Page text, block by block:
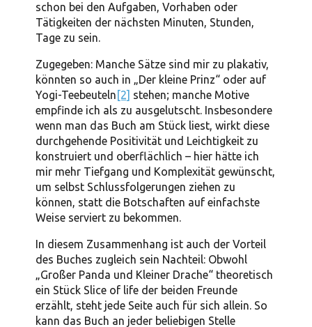
schon bei den Aufgaben, Vorhaben oder
Tätigkeiten der nächsten Minuten, Stunden,
Tage zu sein.
Zugegeben: Manche Sätze sind mir zu plakativ,
könnten so auch in „Der kleine Prinz“ oder auf
Yogi-Teebeuteln [2] stehen; manche Motive
empfinde ich als zu ausgelutscht. Insbesondere
wenn man das Buch am Stück liest, wirkt diese
durchgehende Positivität und Leichtigkeit zu
konstruiert und oberflächlich – hier hätte ich
mir mehr Tiefgang und Komplexität gewünscht,
um selbst Schlussfolgerungen ziehen zu
können, statt die Botschaften auf einfachste
Weise serviert zu bekommen.
In diesem Zusammenhang ist auch der Vorteil
des Buches zugleich sein Nachteil: Obwohl
„Großer Panda und Kleiner Drache“ theoretisch
ein Stück Slice of life der beiden Freunde
erzählt, steht jede Seite auch für sich allein. So
kann das Buch an jeder beliebigen Stelle